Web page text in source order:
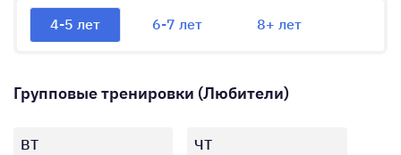
4-5 лет 6-7 лет 8+ лет
Групповые тренировки (Любители)
ВТ ЧТ